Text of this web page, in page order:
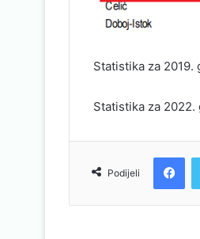
Statistika za
Statistika za
Podijeli